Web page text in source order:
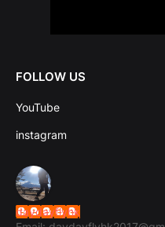
FOLLOW US
YouTube
instagram
daydayflyhk